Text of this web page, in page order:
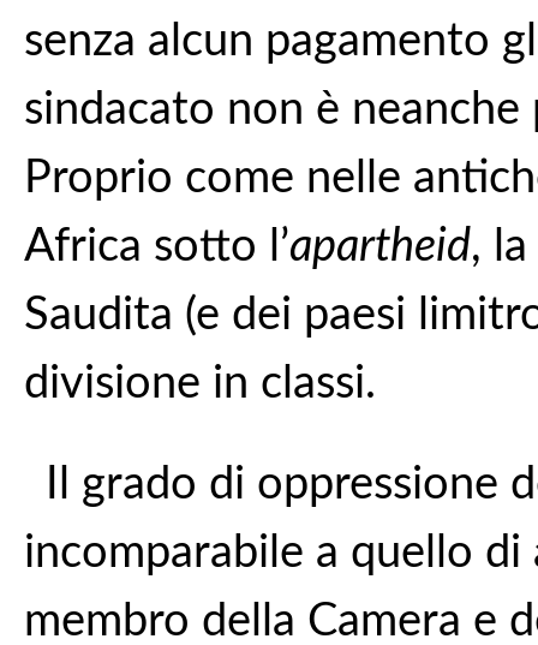
senza alcun pagamento
sindacato non è
Proprio come nelle
Africa sotto l’apartheid,
Saudita (e dei paesi
divisione in classi.
Il grado di oppressione
incomparabile a quello
membro della Camera e